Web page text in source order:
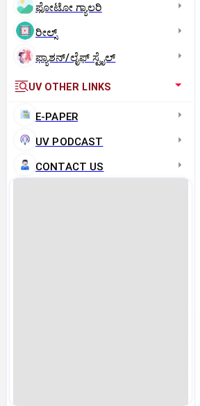
ಫೋಟೋ ಗ್ಯಾಲರಿ
ರೀಲ್ಸ್
ಫ್ಯಾಶನ್/ಲೈಫ್‌ ಸ್ಟೈಲ್
UV OTHER LINKS
E-PAPER
UV PODCAST
CONTACT US